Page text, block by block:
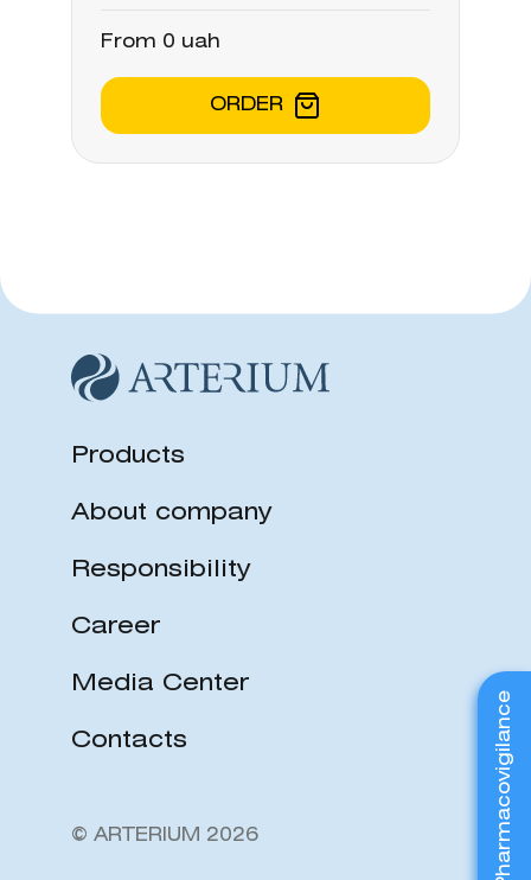
From 0 uah
ORDER
Pharmacovigilance
Products
About company
Responsibility
Career
Media Center
Contacts
© ARTERIUM 2026